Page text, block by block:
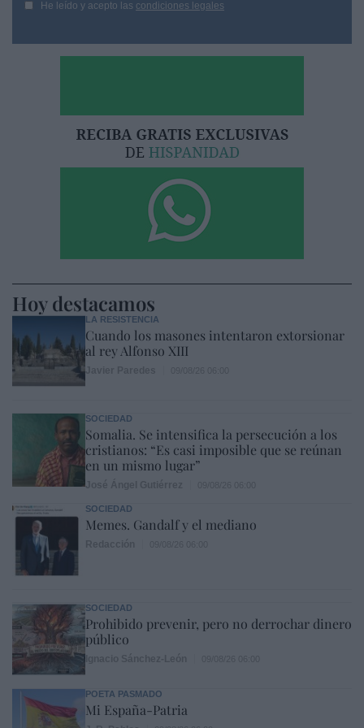
He leído y acepto las condiciones legales
Hoy destacamos
LA RESISTENCIA
Cuando los masones intentaron extorsionar
al rey Alfonso XIII
SOCIEDAD
Somalia. Se intensifica la persecución a los
cristianos: “Es casi imposible que se reúnan
en un mismo lugar”
SOCIEDAD
Memes. Gandalf y el mediano
SOCIEDAD
Prohibido prevenir, pero no derrochar dinero
público
POETA PASMADO
Mi España-Patria